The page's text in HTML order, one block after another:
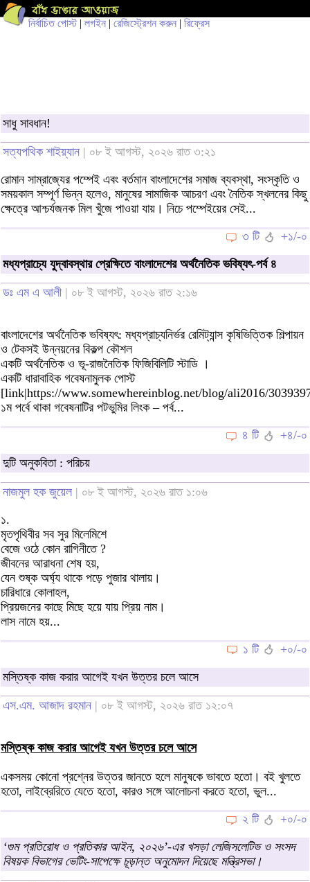
নির্বাচিত পোস্ট| লগইন | রেজিস্ট্রেশন করুন | রিফ্রেস
সাধু সাবধান!
সত্যপথিক শাইয়্যান | ০৮ ই আগস্ট, ২০২৬ রাত ৩:২১
রোমান সাম্রাজ্যের পম্পেই এবং বর্তমান বাংলাদেশের সমাজ ব্যবস্থা, সংস্কৃতি ও
সময়কাল সম্পূর্ণ ভিন্ন হলেও, মানুষের সামাজিক আচরণ এবং নৈতিক স্খলনের কিছু
ক্ষেত্রে আশ্চর্যজনক মিল খুঁজে পাওয়া যায়। নিচে পম্পেইয়ের সেই...
৩ টি
+১/-০
মধ্যপ্রাচ্যে যুদ্বাবস্থার প্রেক্ষিতে বাংলাদেশের অর্থনৈতিক ভবিষ্যৎ-পর্ব ৪
ডঃ এম এ আলী| ০৮ ই আগস্ট, ২০২৬ রাত ২:১৬
বাংলাদেশের অর্থনৈতিক ভবিষ্যৎ: মধ্যপ্রাচ্যনির্ভর রেমিট্যান্স কৃষিভিত্তিক শিল্পায়ন
ও টেকসই উন্নয়নের বিকল্প কৌশল
একটি অর্থনৈতিক ও ভূ-রাজনৈতিক ফিজিবিলিটি স্টাডি ।
একটি ধারাবাহিক গবেষনামুলক পোস্ট
[link|https://www.somewhereinblog.net/blog/ali2016/
১ম পর্বে থাকা গবেষনাটির পটভুমির লিংক – পর্ব...
৪ টি
+৪/-০
দুটি অনুকবিতা : পরিচয়
নাজমুল হক জুয়েল | ০৮ ই আগস্ট, ২০২৬ রাত ১:০৬
১.
মৃতপৃথিবীর সব সুর মিলেমিশে
বেজে ওঠে কোন রাগিনীতে ?
জীবনের আরাধনা শেষ হয়,
যেন শুষ্ক অর্ঘ্য থাকে পড়ে পুজার থালায়।
চারিধারে কোলাহল,
প্রিয়জনের কাছে মিছে হয়ে যায় প্রিয় নাম।
লাস নামে হয়...
১ টি
+০/-০
মস্তিষ্ক কাজ করার আগেই যখন উত্তর চলে আসে
এস.এম. আজাদ রহমান | ০৮ ই আগস্ট, ২০২৬ রাত ১২:০৭
মস্তিষ্ক কাজ করার আগেই যখন উত্তর চলে আসে
একসময় কোনো প্রশ্নের উত্তর জানতে হলে মানুষকে ভাবতে হতো। বই খুলতে
হতো, লাইব্রেরিতে যেতে হতো, কারও সঙ্গে আলোচনা করতে হতো, ভুল...
২ টি
+০/-০
‘গুম প্রতিরোধ ও প্রতিকার আইন, ২০২৬’-এর খসড়া লেজিসলেটিভ ও সংসদ
বিষয়ক বিভাগের ভেটিং-সাপেক্ষে চূড়ান্ত অনুমোদন দিয়েছে মন্ত্রিসভা।